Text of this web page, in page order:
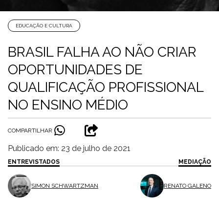
EDUCAÇÃO E CULTURA
BRASIL FALHA AO NÃO CRIAR
OPORTUNIDADES DE
QUALIFICAÇÃO PROFISSIONAL
NO ENSINO MÉDIO
COMPARTILHAR
Publicado em: 23 de julho de 2021
ENTREVISTADOS
SIMON SCHWARTZMAN
MEDIAÇÃO
RENATO GALENO